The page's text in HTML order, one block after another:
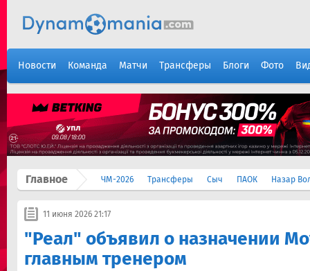
Новости Команда Матчи Трансферы Блоги Фото
Главное ЧМ-2026 Трансферы Сыч ПАОК Назар
11 июня 2026 21:17
"Реал" объявил о назначении
главным тренером